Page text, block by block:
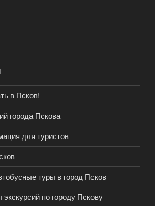
в Псков!
города Пскова
для туристов
туры в город Псков
по городу Пскову